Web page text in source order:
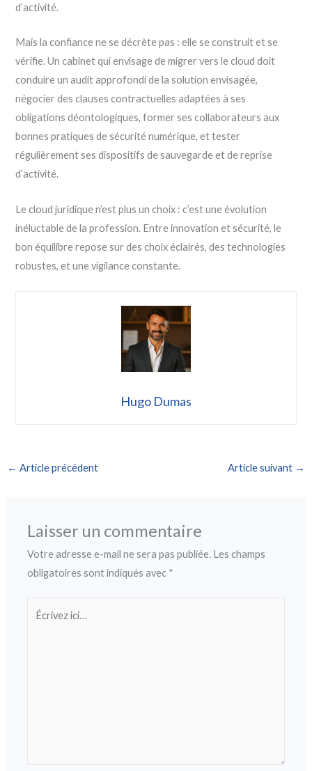
d’activité.
Mais la confiance ne se décrète pas : elle se construit et se
vérifie. Un cabinet qui envisage de migrer vers le cloud doit
conduire un audit approfondi de la solution envisagée,
négocier des clauses contractuelles adaptées à ses
obligations déontologiques, former ses collaborateurs aux
bonnes pratiques de sécurité numérique, et tester
régulièrement ses dispositifs de sauvegarde et de reprise
d’activité.
Le cloud juridique n’est plus un choix : c’est une évolution
inéluctable de la profession. Entre innovation et sécurité, le
bon équilibre repose sur des choix éclairés, des technologies
robustes, et une vigilance constante.
Hugo Dumas
← Article précédent Article suivant →
Laisser un commentaire
Votre adresse e-mail ne sera pas publiée. Les champs
obligatoires sont indiqués avec *